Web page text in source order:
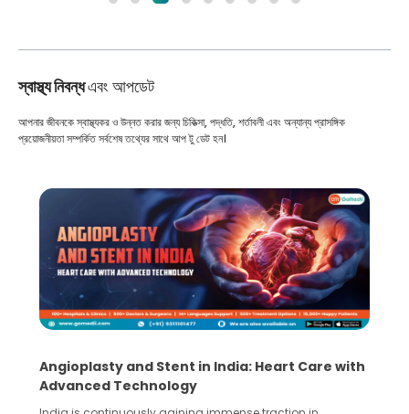
স্বাস্থ্য নিবন্ধএবং আপডেট
আপনার জীবনকে স্বাস্থ্যকর ও উন্নত করার জন্য চিকিত্সা, পদ্ধতি, শর্তাবলী এবং অন্যান্য প্রাসঙ্গিক
প্রয়োজনীয়তা সম্পর্কিত সর্বশেষ তথ্যের সাথে আপ টু ডেট হন।
5 Essential Steps for Effective Human Sperm
Collection and Processing Methods